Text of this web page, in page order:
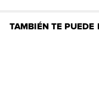
TAMBIÉN TE PUEDE